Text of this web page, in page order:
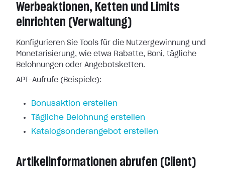
Werbeaktionen, Ketten und Limits
einrichten (Verwaltung)
Konfigurieren Sie Tools für die Nutzergewinnung und
Monetarisierung, wie etwa Rabatte, Boni, tägliche
Belohnungen oder Angebotsketten.
API-Aufrufe (Beispiele):
Bonusaktion erstellen
Tägliche Belohnung erstellen
Katalogsonderangebot erstellen
Artikelinformationen abrufen (Client)